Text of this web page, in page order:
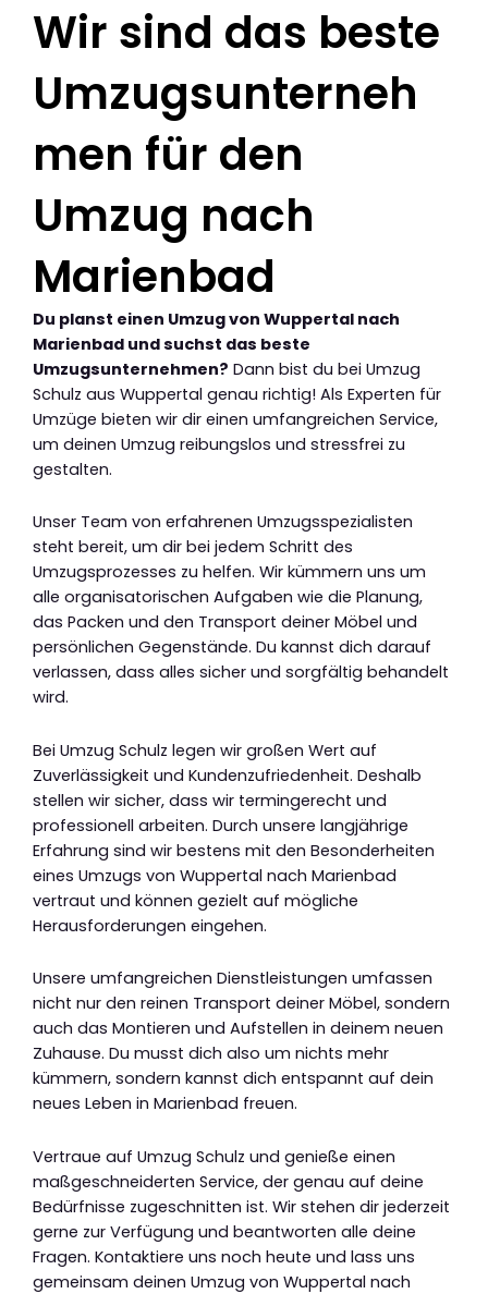
Wir sind das beste
Umzugsunterneh
men für den
Umzug nach
Marienbad
Du planst einen Umzug von Wuppertal nach
Marienbad und suchst das beste
Umzugsunternehmen? Dann bist du bei Umzug
Schulz aus Wuppertal genau richtig! Als Experten für
Umzüge bieten wir dir einen umfangreichen Service,
um deinen Umzug reibungslos und stressfrei zu
gestalten.
Unser Team von erfahrenen Umzugsspezialisten
steht bereit, um dir bei jedem Schritt des
Umzugsprozesses zu helfen. Wir kümmern uns um
alle organisatorischen Aufgaben wie die Planung,
das Packen und den Transport deiner Möbel und
persönlichen Gegenstände. Du kannst dich darauf
verlassen, dass alles sicher und sorgfältig behandelt
wird.
Bei Umzug Schulz legen wir großen Wert auf
Zuverlässigkeit und Kundenzufriedenheit. Deshalb
stellen wir sicher, dass wir termingerecht und
professionell arbeiten. Durch unsere langjährige
Erfahrung sind wir bestens mit den Besonderheiten
eines Umzugs von Wuppertal nach Marienbad
vertraut und können gezielt auf mögliche
Herausforderungen eingehen.
Unsere umfangreichen Dienstleistungen umfassen
nicht nur den reinen Transport deiner Möbel, sondern
auch das Montieren und Aufstellen in deinem neuen
Zuhause. Du musst dich also um nichts mehr
kümmern, sondern kannst dich entspannt auf dein
neues Leben in Marienbad freuen.
Vertraue auf Umzug Schulz und genieße einen
maßgeschneiderten Service, der genau auf deine
Bedürfnisse zugeschnitten ist. Wir stehen dir jederzeit
gerne zur Verfügung und beantworten alle deine
Fragen. Kontaktiere uns noch heute und lass uns
gemeinsam deinen Umzug von Wuppertal nach